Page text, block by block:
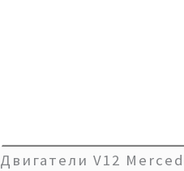
Двигатели V12